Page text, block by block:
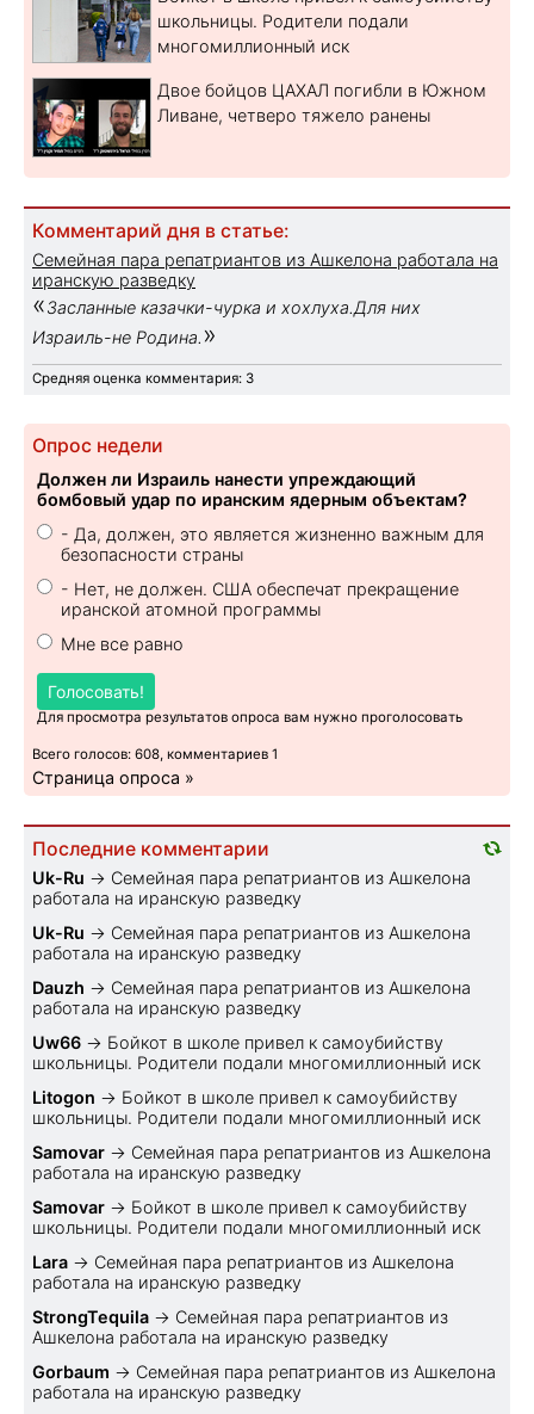
школьницы. Родители подали
многомиллионный иск
Двое бойцов ЦАХАЛ погибли в Южном
Ливане, четверо тяжело ранены
Комментарий дня в статье:
Семейная пара репатриантов из Ашкелона работала на
иранскую разведку
«Засланные казачки-чурка и хохлуха.Для них
Израиль-не Родина. »
Средняя оценка комментария: 3
Опрос недели
Должен ли Израиль нанести упреждающий
бомбовый удар по иранским ядерным объектам?
- Да, должен, это является жизненно важным для
безопасности страны
- Нет, не должен. США обеспечат прекращение
иранской атомной программы
Мне все равно
Голосовать!
Для просмотра результатов опроса вам нужно проголосовать
Всего голосов: 608, комментариев 1
Страница опроса »
Последние комментарии
Uk-Ru → Семейная пара репатриантов из Ашкелона
работала на иранскую разведку
Uk-Ru → Семейная пара репатриантов из Ашкелона
работала на иранскую разведку
Dauzh → Семейная пара репатриантов из Ашкелона
работала на иранскую разведку
Uw66 → Бойкот в школе привел к самоубийству
школьницы. Родители подали многомиллионный иск
Litogon → Бойкот в школе привел к самоубийству
школьницы. Родители подали многомиллионный иск
Samovar → Семейная пара репатриантов из Ашкелона
работала на иранскую разведку
Samovar → Бойкот в школе привел к самоубийству
школьницы. Родители подали многомиллионный иск
Lara → Семейная пара репатриантов из Ашкелона
работала на иранскую разведку
StrongTequila → Семейная пара репатриантов из
Ашкелона работала на иранскую разведку
Gorbaum → Семейная пара репатриантов из Ашкелона
работала на иранскую разведку